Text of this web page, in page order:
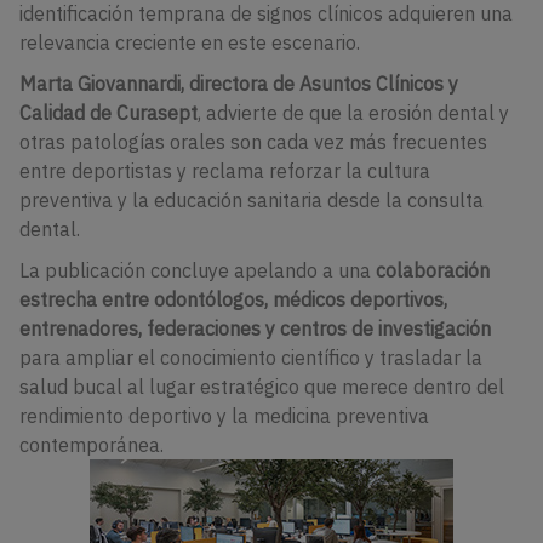
identificación temprana de signos clínicos adquieren una
relevancia creciente en este escenario.
Marta Giovannardi, directora de Asuntos Clínicos y
Calidad de Curasept, advierte de que la erosión dental y
otras patologías orales son cada vez más frecuentes
entre deportistas y reclama reforzar la cultura
preventiva y la educación sanitaria desde la consulta
dental.
La publicación concluye apelando a una colaboración
estrecha entre odontólogos, médicos deportivos,
entrenadores, federaciones y centros de investigación
para ampliar el conocimiento científico y trasladar la
salud bucal al lugar estratégico que merece dentro del
rendimiento deportivo y la medicina preventiva
contemporánea.